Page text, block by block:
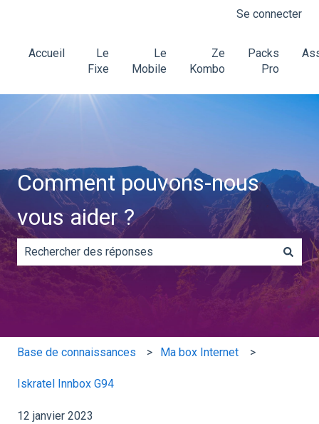
Se connecter
Accueil
Le
Fixe
Le
Mobile
Ze
Kombo
Packs
Pro
Comment pouvons-nous
vous aider ?
Il n'y a aucune suggestion car le champ de recherche
Base de connaissances Ma box Internet
Iskratel Innbox G94
12 janvier 2023